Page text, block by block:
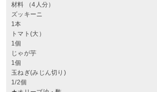
材料 （4人分）
ズッキーニ
1本
トマト(大）
1個
じゃが芋
1個
玉ねぎ(みじん切り)
1/2個